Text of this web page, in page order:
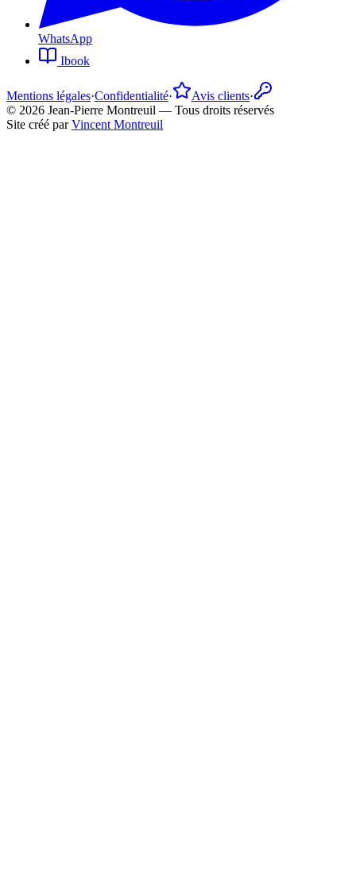
WhatsApp
Ibook
Mentions légales·Confidentialité· Avis clients·
© 2026 Jean-Pierre Montreuil — Tous droits réservés
Site créé par Vincent Montreuil